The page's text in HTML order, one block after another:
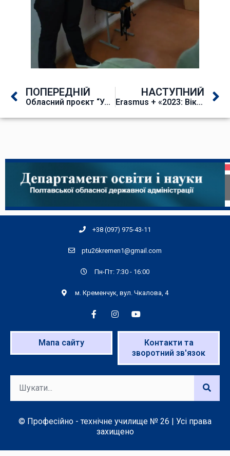
ПОПЕРЕДНІЙ
Обласний проєкт “Українська ідентичність: від калини за вікном до родини за столом”
НАСТУПНИЙ
Erasmus + «2023: Вікно можливостей Програми ЕРАЗМУС + для П(ПТ)О та ФПО»
+38 (097) 975-43-11
ptu26kremen1@gmail.com
Пн-Пт: 7:30 - 16:00
м. Кременчук, вул. Чкалова, 4
Мапа сайту
Контакти та
зворотний зв'язок
© Професійно - технічне училище № 26 | Усі права
захищено